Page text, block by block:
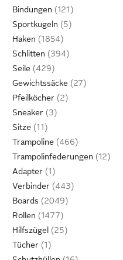
Bindungen
Sportkugeln
Haken
Schlitten
Seile
Gewichtssäcke
Pfeilköcher
Sneaker
Sitze
Trampoline
Trampolinfederungen
Adapter
Verbinder
Boards
Rollen
Hilfszügel
Tücher